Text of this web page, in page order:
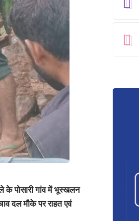
के पोसारी गांवमें भूस्खलन
दल मौके पर राहत एवं